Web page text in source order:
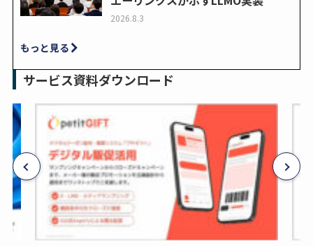
2026.8.3
もっと見る
サービス資料ダウンロード